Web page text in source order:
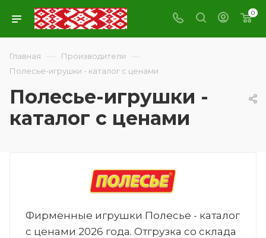
0
Главная — Производители —
Полесье-игрушки - каталог с ценами
Полесье-игрушки -
каталог с ценами
Фирменные игрушки Полесье - каталог
с ценами 2026 года. Отгрузка со склада